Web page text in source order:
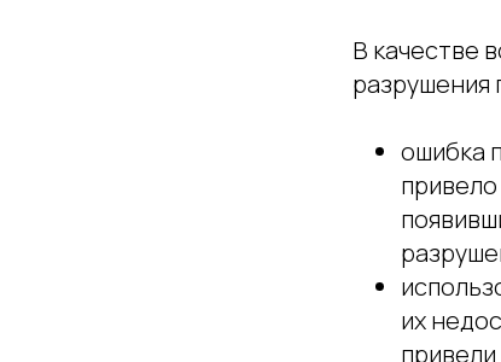
В качестве
разрушения
ошибка
их